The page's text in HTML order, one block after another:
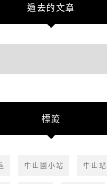
過去的文章
標籤
中山國小站 中山站